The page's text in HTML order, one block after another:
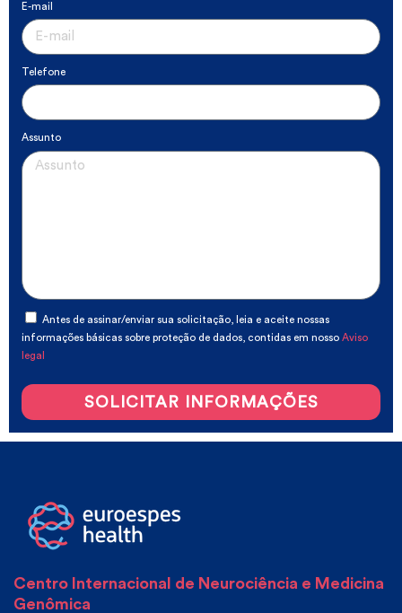
E-mail
Telefone
Assunto
Antes de assinar/enviar sua solicitação, leia e aceite nossas
informações básicas sobre proteção de dados, contidas em nosso Aviso
legal
SOLICITAR INFORMAÇÕES
Centro Internacional de Neurociência e Medicina
Genômica